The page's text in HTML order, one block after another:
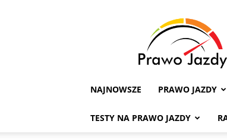
Testy
Prawo
Jazdy
NAJNOWSZE PRAWO JAZDY
TESTY NA PRAWO JAZDY